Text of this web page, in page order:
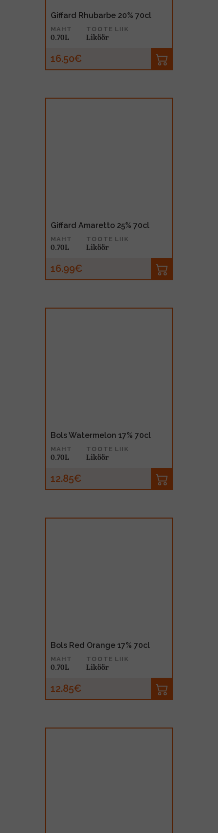
Giffard Rhubarbe 20% 70cl
MAHT
0.70L
TOOTE LIIK
Liköör
16.50€
Giffard Amaretto 25% 70cl
MAHT
0.70L
TOOTE LIIK
Liköör
16.99€
Bols Watermelon 17% 70cl
MAHT
0.70L
TOOTE LIIK
Liköör
12.85€
Bols Red Orange 17% 70cl
MAHT
0.70L
TOOTE LIIK
Liköör
12.85€